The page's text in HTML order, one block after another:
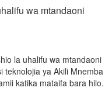
wa mtandaoni
la uhalifu wa mtandaoni
teknolojia ya Akili Mnemba
katika mataifa bara hilo.